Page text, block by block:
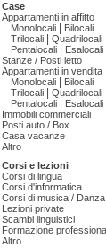
Case
Appartamenti in affitto
Monolocali
Bilocali
Trilocali
Quadrilocali
Pentalocali
Esalocali
Stanze / Posti letto
Appartamenti in vendita
Monolocali
Bilocali
Trilocali
Quadrilocali
Pentalocali
Esalocali
Immobili commerciali
Posti auto / Box
Casa vacanze
Altro
Corsi e lezioni
Corsi di lingua
Corsi d'informatica
Corsi di musica /
Lezioni private
Scambi linguistici
Formazione
Altro